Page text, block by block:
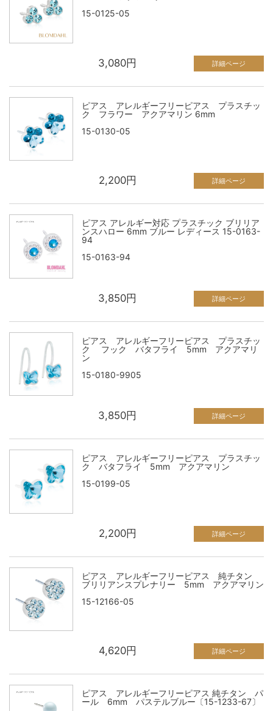
15-0125-05
3,080円 詳細ページ
ピアス アレルギーフリーピアス プラスチッ
ク フラワー アクアマリン 6mm
15-0130-05
2,200円 詳細ページ
ピアス アレルギー対応 プラスチック ブリリア
ンスハロー 6mm ブルー レディース 15-0163-
94
15-0163-94
3,850円 詳細ページ
ピアス アレルギーフリーピアス プラスチッ
ク フック バタフライ 5mm アクアマリ
ン
15-0180-9905
3,850円 詳細ページ
ピアス アレルギーフリーピアス プラスチッ
ク バタフライ 5mm アクアマリン
15-0199-05
2,200円 詳細ページ
ピアス アレルギーフリーピアス 純チタン
ブリリアンスプレナリー 5mm アクアマリン
15-12166-05
4,620円 詳細ページ
ピアス アレルギーフリーピアス 純チタン パ
ール 6mm パステルブルー〔15-1233-67〕